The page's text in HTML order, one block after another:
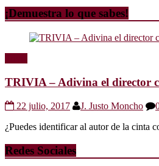
¡Demuestra lo que sabes!
TRIVIA – Adivina el director
22 julio, 2017 J. Justo Moncho
¿Puedes identificar al autor de la cinta
Redes Sociales